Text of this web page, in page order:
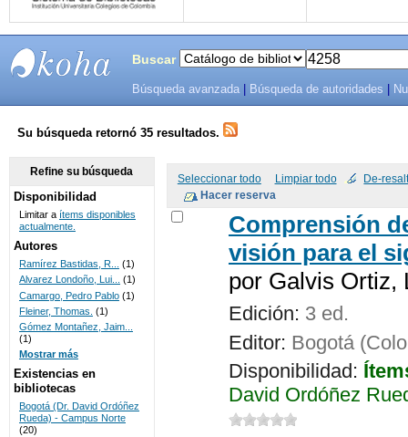
SISTEMAS
DE
BIBLIOTECAS
UNICOC
Buscar
Búsqueda avanzada Búsqueda de autoridades
Su búsqueda retornó 35 resultados.
Seleccionar todo Limpiar todo De-
Comprensión
visión para el
por Galvis Ortiz,
Edición: 3 ed.
Editor: Bogotá
Disponibilidad:
David Ordóñez
Refine su búsqueda
Disponibilidad
Limitar a ítems disponibles
actualmente.
Autores
Ramírez Bastidas, R...
(1)
Alvarez Londoño, Lui... (1)
Camargo, Pedro Pablo (1)
Fleiner, Thomas. (1)
Gómez Montañez, Jaim...
(1)
Mostrar más
Existencias en
bibliotecas
Bogotá (Dr. David Ordóñez
Rueda) - Campus Norte
(20)